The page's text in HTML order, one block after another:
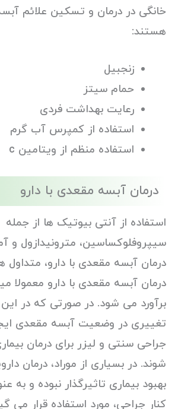
خانگی در درمان و تسکین علائم
هستند:
زنجبیل
حمام سیتز
رعایت بهداشت فردی
استفاده از کمپرس آب گرم
استفاده منظم از ویتامین c
درمان آبسه مقعدی با دارو
استفاده از آنتی بیوتیک ها از جمله
سیپروفلوکساسین، مترونیدازول و
درمان آبسه مقعدی با دارو، متداول
برآورد می شود. در صورتی که در این
تغییری در وضعیت آبسه مقعدی
جراحی سنتی و لیزر برای درمان
شوند. در بسیاری از موراد، درمان
بهبود بیماری تاثیرگذار نبوده و به
کنار جراحی، مورد استفاده قرار می